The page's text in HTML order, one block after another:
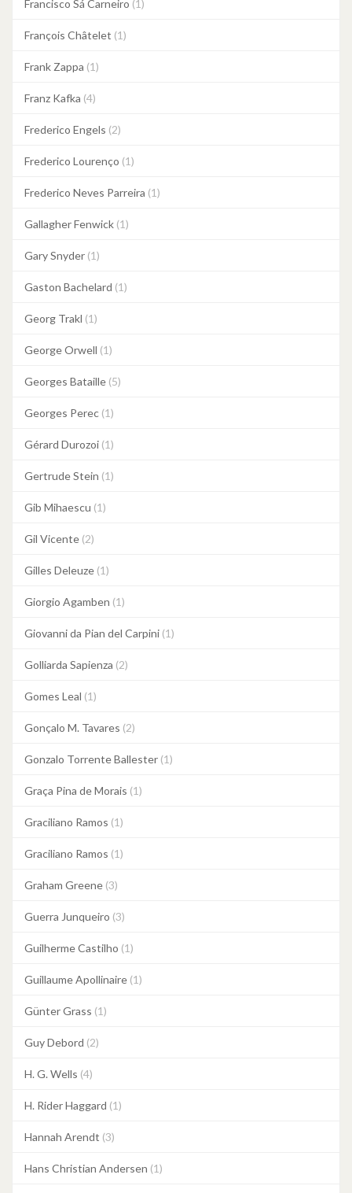
Francisco Sá Carneiro (1)
François Châtelet (1)
Frank Zappa (1)
Franz Kafka (4)
Frederico Engels (2)
Frederico Lourenço (1)
Frederico Neves Parreira (1)
Gallagher Fenwick (1)
Gary Snyder (1)
Gaston Bachelard (1)
Georg Trakl (1)
George Orwell (1)
Georges Bataille (5)
Georges Perec (1)
Gérard Durozoi (1)
Gertrude Stein (1)
Gib Mihaescu (1)
Gil Vicente (2)
Gilles Deleuze (1)
Giorgio Agamben (1)
Giovanni da Pian del Carpini (1)
Golliarda Sapienza (2)
Gomes Leal (1)
Gonçalo M. Tavares (2)
Gonzalo Torrente Ballester (1)
Graça Pina de Morais (1)
Graciliano Ramos (1)
Graciliano Ramos (1)
Graham Greene (3)
Guerra Junqueiro (3)
Guilherme Castilho (1)
Guillaume Apollinaire (1)
Günter Grass (1)
Guy Debord (2)
H. G. Wells (4)
H. Rider Haggard (1)
Hannah Arendt (3)
Hans Christian Andersen (1)